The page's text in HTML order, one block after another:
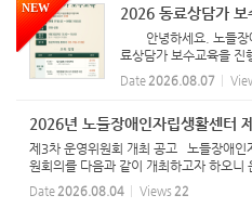
NEW 2026 동료상담가 보
안녕하세요. 노들장
료상담가 보수교육을 진
드립니다. -그림속 글자
상 : 서울시장애인자립
Date 2026.08.07
2026년 노들장애인자립생활센터
제3차 운영위원회 개최 공고 노들장애인
원회의를 다음과 같이 개최하고자 하오니
랍니다. - 다 음 - 1. 일시 : 2026년 8
애인자립생활...
Date 2026.08.04 Views 22